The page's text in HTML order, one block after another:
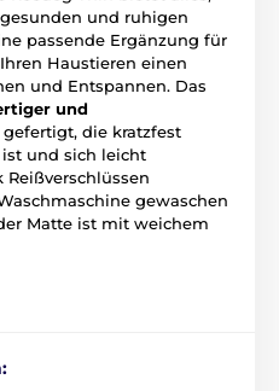
und ruhigen
passende Ergänzung für
Haustieren einen
und Entspannen. Das
und
gefertigt, die kratzfest
und sich leicht
gewaschen
Matte ist mit weichem